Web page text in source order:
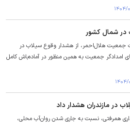
در شمال کشور
جمعیت هلال‌احمر، از هشدار وقوع سیلاب در
امدادگر جمعیت به همین منظور در آماده‌باش کامل
در مازندران هشدار داد
همرفتی، نسبت به جاری شدن روان‌آب محلی،